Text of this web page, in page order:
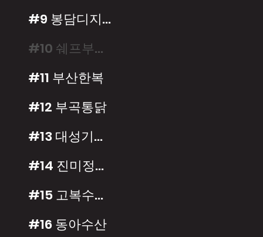
#9 봉담디지털스튜디오
#10 쉐프부랑제
#11 부산한복
#12 부곡통닭
#13 대성기름집
#14 진미정육점
#15 고복수평양냉면
#16 동아수산